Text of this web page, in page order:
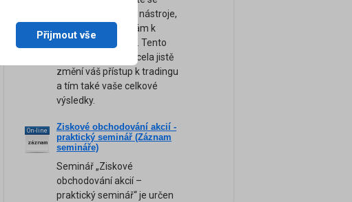
naučit ty nejsilnější nástroje,
tipy a rady, které vám k
úspěchu pomohou. Tento
unikátní seminář zcela jistě
změní váš přístup k tradingu
a tím také vaše celkové
výsledky.
On-line
záznam
Ziskové obchodování akcií -
praktický seminář (Záznam
semináře)
Seminář „Ziskové
obchodování akcií –
praktický seminář“ je určen
Přijmout vše